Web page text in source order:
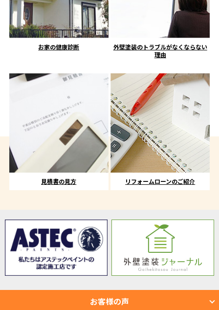
お家の健康診断
外壁塗装のトラブルがなくならない
理由
見積書の見方 リフォームローンのご紹介
お客様の声